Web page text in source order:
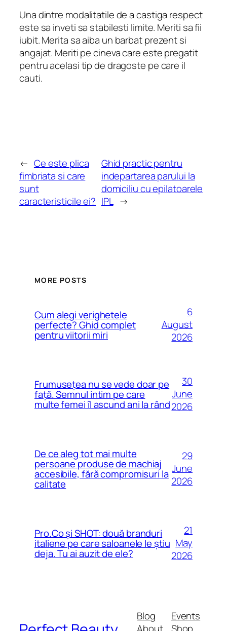
Una dintre modalitatile de a castiga respect
este sa inveti sa stabilesti limite. Meriti sa fii
iubit.Merita sa aiba un barbat prezent si
angajat. Meriti pe cineva care este pregatit
pentru acelasi tip de dragoste pe care il
cauti.
← Ce este plica
fimbriata si care
sunt
caracteristicile ei?
Ghid practic pentru
indepartarea parului la
domiciliu cu epilatoarele
IPL →
MORE POSTS
Cum alegi verighetele
perfecte? Ghid complet
pentru viitorii miri
6
August
2026
Frumusețea nu se vede doar pe
față. Semnul intim pe care
multe femei îl ascund ani la rând
30
June
2026
De ce aleg tot mai multe
persoane produse de machiaj
accesibile, fără compromisuri la
calitate
29
June
2026
Pro.Co și SHOT: două branduri
italiene pe care saloanele le știu
deja. Tu ai auzit de ele?
21
May
2026
Blog
About
Events
Shop